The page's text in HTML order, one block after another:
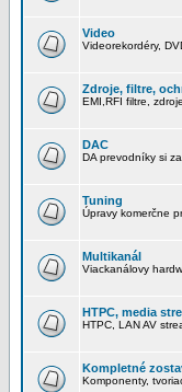
Video
Videorekordéry,
Zdroje, filtre,
EMI,RFI filtre,
DAC
DA prevodníky si
Tuning
Úpravy komerčne
Multikanál
Viackanálovy
HTPC, media
HTPC, LAN AV
Kompletné
Komponenty,